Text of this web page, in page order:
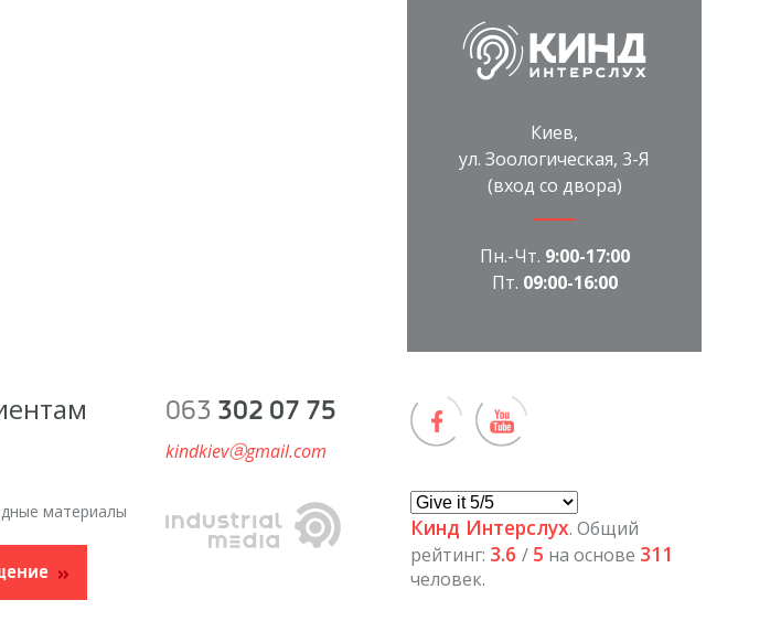
Киев,
ул. Зоологическая, 3-Я
(вход со двора)
Пн.-Чт. 9:00-17:00
Пт. 09:00-16:00
материалы
063 302 07 75
kindkievⓐgmail.com
Кинд Интерслух. Общий
рейтинг: 3.6 / 5 на основе 311
человек.